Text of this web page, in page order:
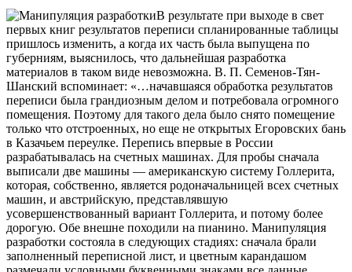
В результате при выходе в свет
первых книг результатов переписи спланированные таблицы
пришлось изменить, а когда их часть была выпущена по
губерниям, выяснилось, что дальнейшая разработка
материалов в таком виде невозможна. В. П. Семенов-Тян-
Шанский вспоминает: «…начавшаяся обработка результатов
переписи была грандиозным делом и потребовала огромного
помещения. Поэтому для такого дела было снято помещение
только что отстроенных, но еще не открытых Егоровских бань
в Казачьем переулке. Перепись впервые в России
разрабатывалась на счетных машинах. Для пробы сначала
выписали две машины — американскую систему Голлерита,
которая, собственно, является родоначальницей всех счетных
машин, и австрийскую, представлявшую
усовершенствованный вариант Голлерита, и потому более
дорогую. Обе внешне походили на пианино. Манипуляция
разработки состояла в следующих стадиях: сначала брали
заполненный переписной лист, и цветным карандашом